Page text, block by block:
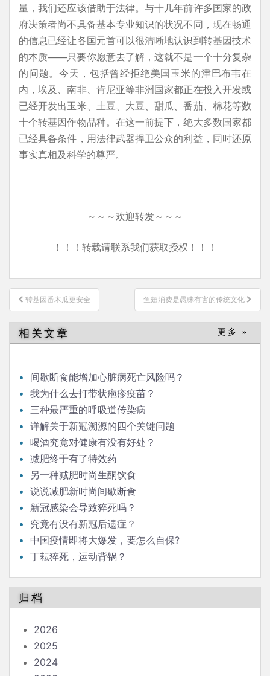
量，我们还应该借助于法律。与十几年前许多国家的政
府决策者尚不具备基本专业知识的状况不同，现在畅通
的信息已经让各国元首可以很清晰地认识到转基因技术
的本质——只要你愿意去了解，这就不是一个十分复杂
的问题。今天，包括曾经拒绝美国玉米的津巴布韦在
内，埃及、南非、肯尼亚等非洲国家都正在投入开发或
已经开发出玉米、土豆、大豆、甜瓜、番茄、棉花等数
十个转基因作物品种。在这一前提下，绝大多数国家都
已经具备条件，用法律武器捍卫公众的利益，同时还原
事实真相及科学的尊严。
～～～欢迎转发～～～
！！！转载请联系我们获取授权！！！
文
章
导
航
转基因番木瓜更安全 鱼翅消费是愚昧有害的传统文化
相关文章 更多 »
间歇断食能增加心脏病死亡风险吗？
我为什么去打带状疱疹疫苗？
三种最严重的呼吸道传染病
详解关于新冠溯源的四个关键问题
喝酒究竟对健康有没有好处？
减肥终于有了特效药
另一种减肥时尚生酮饮食
说说减肥新时尚间歇断食
新冠感染会导致猝死吗？
究竟有没有新冠后遗症？
中国疫情即将大爆发，要怎么自保?
丁耘猝死，运动背锅？
归档
2026
2025
2024